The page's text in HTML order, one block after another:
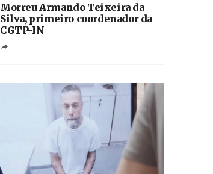
Morreu Armando Teixeira da
Silva, primeiro coordenador da
CGTP-IN